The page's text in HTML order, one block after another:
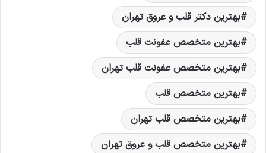
بهترین دکتر قلب و عروق تهران
بهترین متخصص عفونت قلب
بهترین متخصص عفونت قلب تهران
بهترین متخصص قلب
بهترین متخصص قلب تهران
بهترین متخصص قلب و عروق تهران